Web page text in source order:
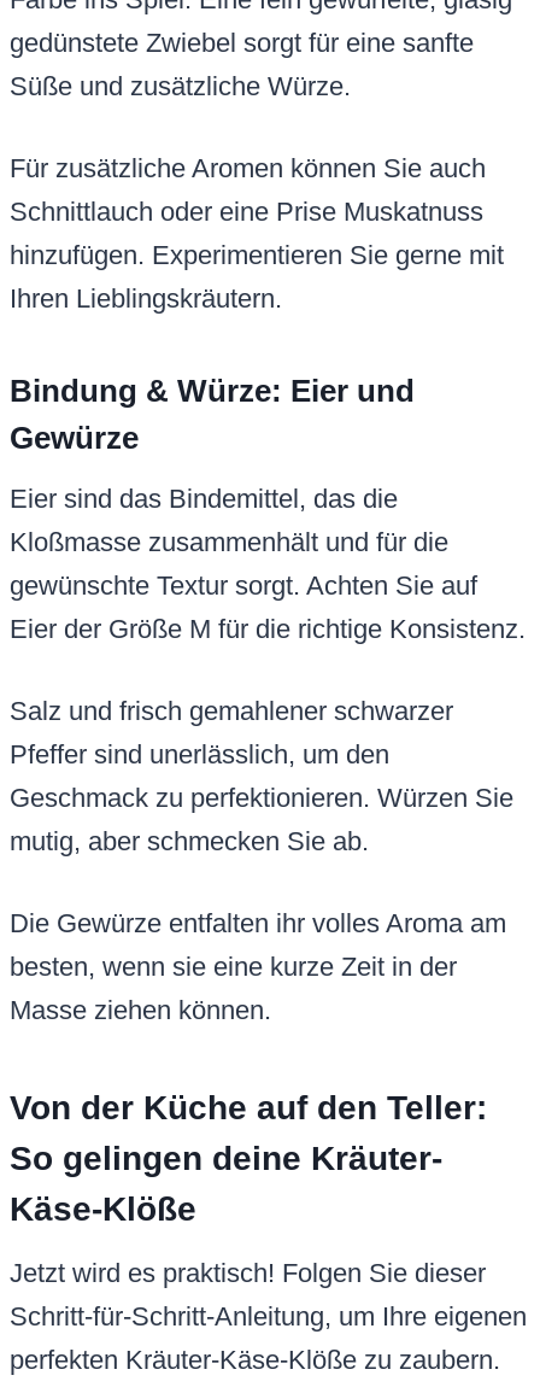
gedünstete Zwiebel sorgt für eine sanfte
Süße und zusätzliche Würze.
Für zusätzliche Aromen können Sie auch
Schnittlauch oder eine Prise Muskatnuss
hinzufügen. Experimentieren Sie gerne mit
Ihren Lieblingskräutern.
Bindung & Würze: Eier und
Gewürze
Eier sind das Bindemittel, das die
Kloßmasse zusammenhält und für die
gewünschte Textur sorgt. Achten Sie auf
Eier der Größe M für die richtige Konsistenz.
Salz und frisch gemahlener schwarzer
Pfeffer sind unerlässlich, um den
Geschmack zu perfektionieren. Würzen Sie
mutig, aber schmecken Sie ab.
Die Gewürze entfalten ihr volles Aroma am
besten, wenn sie eine kurze Zeit in der
Masse ziehen können.
Von der Küche auf den Teller:
So gelingen deine Kräuter-
Käse-Klöße
Jetzt wird es praktisch! Folgen Sie dieser
Schritt-für-Schritt-Anleitung, um Ihre eigenen
perfekten Kräuter-Käse-Klöße zu zaubern.